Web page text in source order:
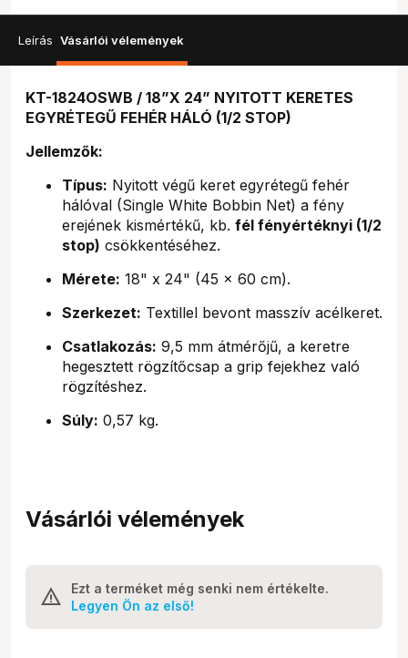
Leírás Vásárlói vélemények
KT-1824OSWB / 18”X 24” NYITOTT KERETES
EGYRÉTEGŰ FEHÉR HÁLÓ (1/2 STOP)
Jellemzők:
Típus: Nyitott végű keret egyrétegű fehér
hálóval (Single White Bobbin Net) a fény
erejének kismértékű, kb. fél fényértéknyi (1/2
stop) csökkentéséhez.
Mérete: 18" x 24" (45 x 60 cm).
Szerkezet: Textillel bevont masszív acélkeret.
Csatlakozás: 9,5 mm átmérőjű, a keretre
hegesztett rögzítőcsap a grip fejekhez való
rögzítéshez.
Súly: 0,57 kg.
Vásárlói vélemények
Ezt a terméket még senki nem értékelte.
Legyen Ön az első!